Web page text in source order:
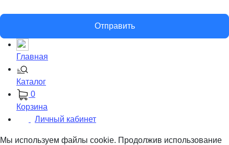
Отправить
Главная
Каталог
0
Корзина
Личный кабинет
Мы используем файлы cookie. Продолжив использование